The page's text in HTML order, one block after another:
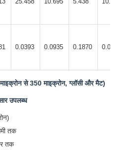
0.0393 0.0935 0.1870
से 350 माइक्रोन, ग्लॉसी और मैट)
उपलब्ध
तक
तक